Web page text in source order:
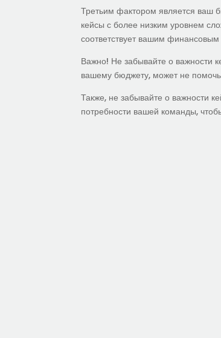
Третьим фактором является ваш
кейсы с более низким уровнем
соответствует вашим
Важно! Не забывайте о важности
вашему бюджету, может не
Также, не забывайте о важности
потребности вашей команды,